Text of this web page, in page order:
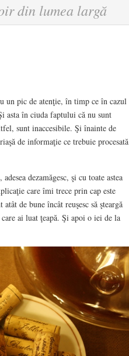
din lumea largă
un pic de atenţie, în timp ce în cazul
asta în ciuda faptului că nu sunt
sunt inaccesibile. Şi înainte de
de informaţie ce trebuie procesată
dezamăgesc, şi cu toate astea
care îmi trece prin cap este
de bune încât reuşesc să şteargă
ai luat ţeapă. Şi apoi o iei de la